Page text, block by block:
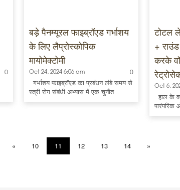
0
बड़े पैनम्यूरल फाइब्रॉएड गर्भाशय
के लिए लैप्रोस्कोपिक
मायोमेक्टोमी
Oct 24, 2024 6:06 am 0
गर्भाशय फाइब्रॉएड का प्रबंधन लंबे समय से
स्त्री रोग संबंधी अभ्यास में एक चुनौत...
टोटल
+
करके
Oct 6,
हाल के
पारंपरिक
« 10 11 12 13 14 »